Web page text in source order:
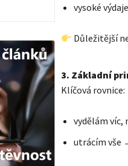
vysoké
Důležitější
3. Základní
Klíčová rovnice:
vydělám
utrácím vše